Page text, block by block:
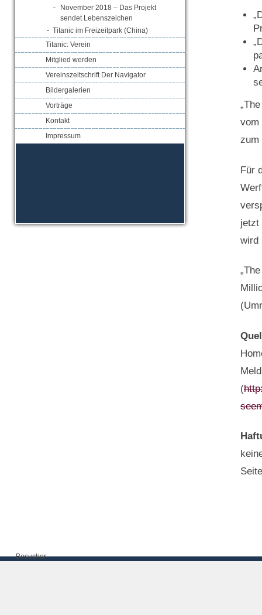
November 2018 – Das Projekt
sendet Lebenszeichen
Titanic im Freizeitpark (China)
Titanic: Verein
Mitglied werden
Vereinszeitschrift Der Navigator
Bildergalerien
Vorträge
Kontakt
Impressum
vom
zum
Für
jetzt
wird
(
Besucher